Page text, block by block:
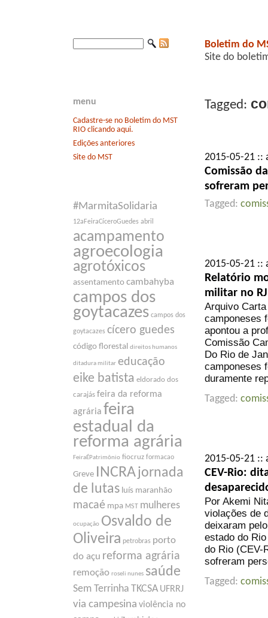
menu
Cadastre-se no Boletim do MST
RIO clicando aqui.
Edições anteriores
Site do MST
#MarmitaSolidaria
12aFeiraCíceroGuedes abril
acampamento
agroecologia
agrotóxicos
assentamento cambahyba
campos dos
goytacazes campos dos
goytacazes cícero guedes
código florestal direitos humanos
ditadura militar educação
eike batista eldorado dos
carajás feira da reforma
agrária feira
estadual da
reforma agrária
FeiraÉPatrimônio fiocruz formacao
Greve INCRA jornada
de lutas luís maranhão
macaé mpa MST mulheres
ocupação Osvaldo de
Oliveira petrobras porto
do açu reforma agrária
remoção roseli nunes saúde
Sem Terrinha TKCSA UFRRJ
via campesina violência no
Boletim do
Site do
Tagged:
2015-05-21
Comissão
sofreram
Tagged:
2015-05-21
Relatório
militar no RJ
Arquivo
camponeses
apontou a
Comissão
Do Rio de
camponeses
duramente
Tagged:
2015-05-21
CEV-Rio:
Por Akemi
violações de
deixaram
estado do
do Rio (CEV-
sofreram
Tagged: